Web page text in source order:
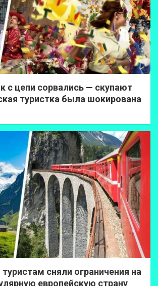
с цепи сорвались — скупают
туристка была шокирована
сняли ограничения на
европейскую страну